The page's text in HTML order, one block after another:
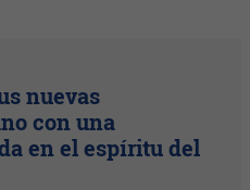
nuevas
con una
en el espíritu del